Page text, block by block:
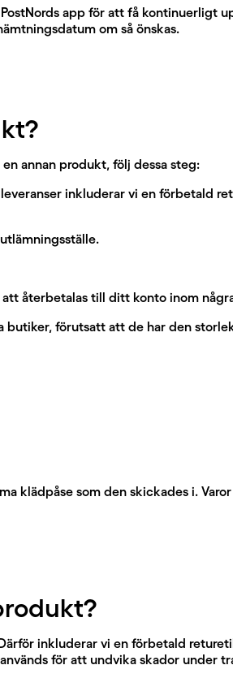
app för att få kontinuerligt
om så önskas.
annan produkt, följ dessa steg:
inkluderar vi en förbetald
återbetalas till ditt konto inom
förutsatt att de har den
klädpåse som den skickades i.
inkluderar vi en förbetald
för att undvika skador under